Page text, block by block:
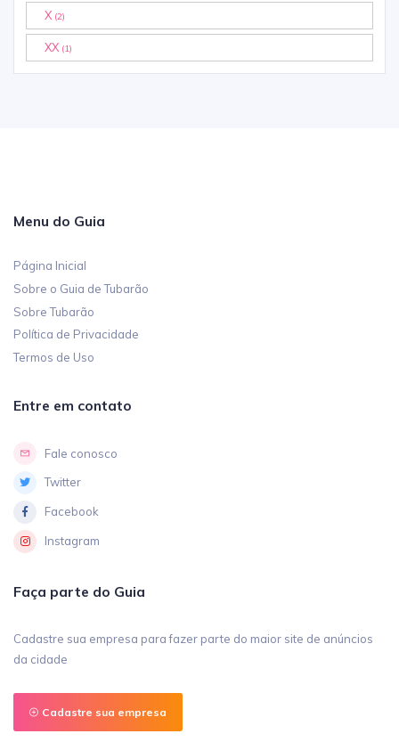
X (2)
XX (1)
Menu do Guia
Página Inicial
Sobre o Guia de Tubarão
Sobre Tubarão
Política de Privacidade
Termos de Uso
Entre em contato
Fale conosco
Twitter
Facebook
Instagram
Faça parte do Guia
Cadastre sua empresa para fazer parte do maior site de anúncios
da cidade
Cadastre sua empresa